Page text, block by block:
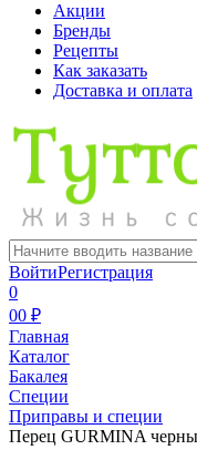
Акции
Бренды
Рецепты
Как заказать
Доставка и оплата
ВойтиРегистрация
0
00 ₽
Главная
Каталог
Бакалея
Специи
Приправы и специи
Перец GURMINA